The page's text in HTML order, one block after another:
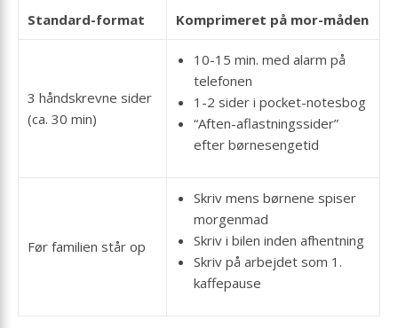
Standard-format Komprimeret på mor-måden
3 håndskrevne sider
(ca. 30 min)
10-15 min. med alarm på
telefonen
1-2 sider i pocket-notesbog
“Aften-aflastningssider”
efter børne­sengetid
Før familien står op
Skriv mens børnene spiser
morgenmad
Skriv i bilen inden afhent­ning
Skriv på arbejdet som 1.
kaffepause